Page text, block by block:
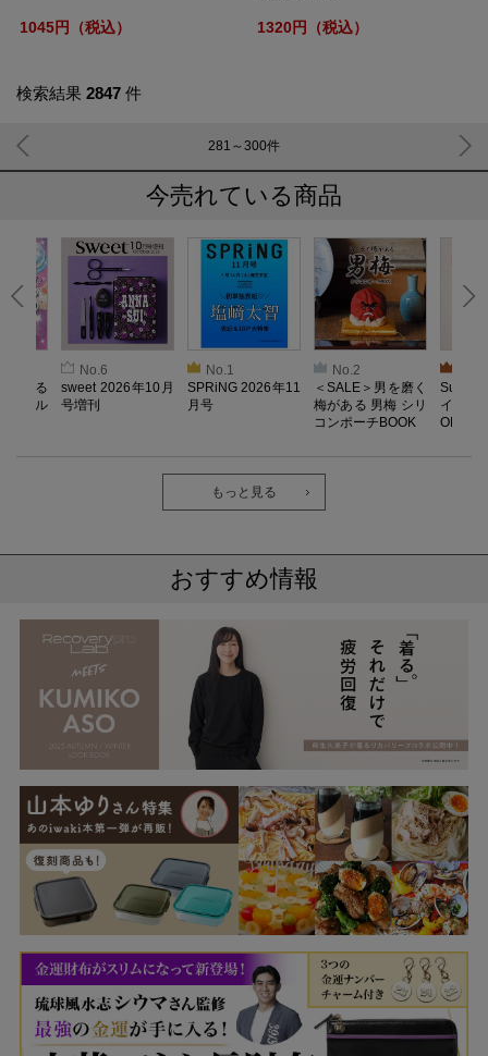
1045円（税込） 1320円（税込）
検索結果 2847 件
281～300件
今売れている商品
ろける
メル
No.6
sweet 2026年10月
号増刊
No.1
SPRiNG 2026年11
月号
No.2
＜SALE＞男を磨く
梅がある 男梅 シリ
コンポーチBOOK
イーツ
OK
もっと見る
おすすめ情報